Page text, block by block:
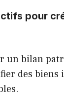
pour
un bilan
des biens